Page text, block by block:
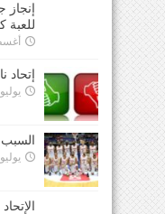
إنجاز
للعبة
أغسطس
إتحاد
يوليو 25, 2022
السبب
يوليو 24, 2022